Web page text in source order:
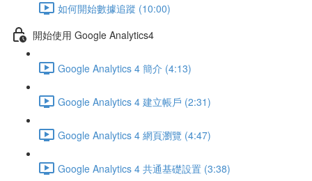
如何開始數據追蹤 (10:00)
開始使用 Google Analytics4
Google Analytics 4 簡介 (4:13)
Google Analytics 4 建立帳戶 (2:31)
Google Analytics 4 網頁瀏覽 (4:47)
Google Analytics 4 共通基礎設置 (3:38)